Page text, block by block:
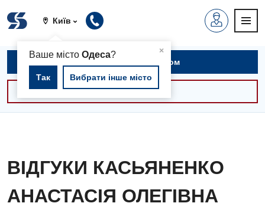
Київ
×
Ваше містоОдеса?
Так Вибрати інше місто
Записатися на прийом
Консультації -30%
ВІДГУКИ КАСЬЯНЕНКО
АНАСТАСІЯ ОЛЕГІВНА